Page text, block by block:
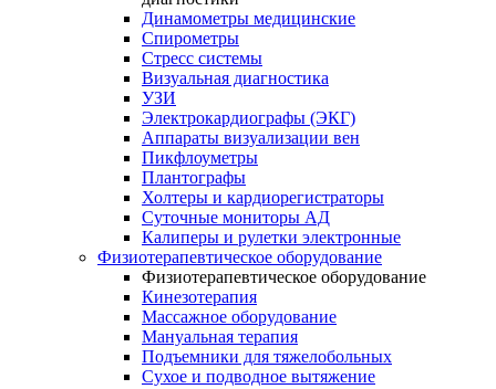
Динамометры медицинские
Спирометры
Стресс системы
Визуальная диагностика
УЗИ
Электрокардиографы (ЭКГ)
Аппараты визуализации вен
Пикфлоуметры
Плантографы
Холтеры и кардиорегистраторы
Суточные мониторы АД
Калиперы и рулетки электронные
Физиотерапевтическое оборудование
Физиотерапевтическое оборудование
Кинезотерапия
Массажное оборудование
Мануальная терапия
Подъемники для тяжелобольных
Сухое и подводное вытяжение